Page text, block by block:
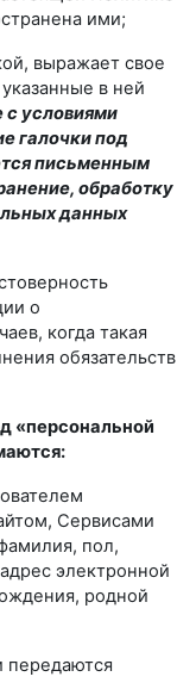
ими;
выражает свое
в ней
с условиями
галочки под
письменным
обработку
данных
о
когда такая
обязательств
«персональной
Сервисами
пол,
электронной
родной
передаются